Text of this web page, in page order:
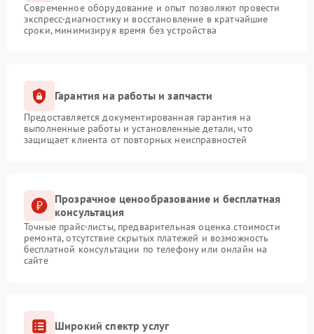
Современное оборудование и опыт позволяют провести
экспресс-диагностику и восстановление в кратчайшие
сроки, минимизируя время без устройства
Гарантия на работы и запчасти
Предоставляется документированная гарантия на
выполненные работы и установленные детали, что
защищает клиента от повторных неисправностей
Прозрачное ценообразование и бесплатная
консультация
Точные прайс-листы, предварительная оценка стоимости
ремонта, отсутствие скрытых платежей и возможность
бесплатной консультации по телефону или онлайн на
сайте
Широкий спектр услуг